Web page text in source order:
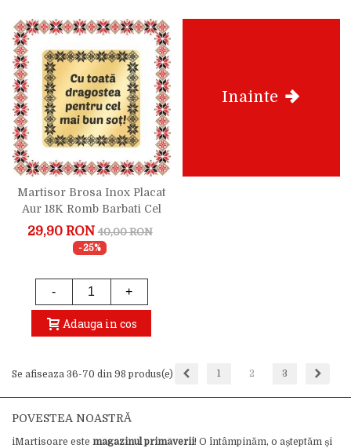
Martisor Brosa Inox Placat
Aur 18K Romb Barbati Cel
Mai Bun Sot
29,90 RON 40,00 RON
-25%
- +
Adauga in cos
Inainte
Se afiseaza 36-70 din 98 produs(e) Inapoi1 2 3
POVESTEA NOASTRĂ
iMartisoare este magazinul primăverii! O întâmpinăm, o așteptăm și